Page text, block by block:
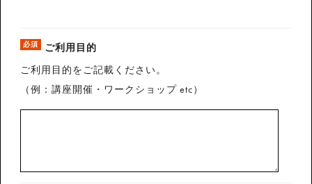
必須
ご利用目的
ご利用目的をご記載ください。
（例：講座開催・ワークショップ etc）